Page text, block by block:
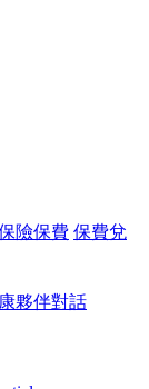
險保費 保費兌
夥伴對話